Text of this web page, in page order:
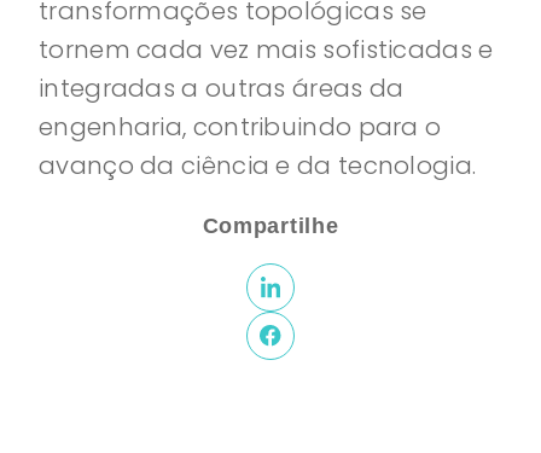
transformações topológicas se
tornem cada vez mais sofisticadas e
integradas a outras áreas da
engenharia, contribuindo para o
avanço da ciência e da tecnologia.
Compartilhe